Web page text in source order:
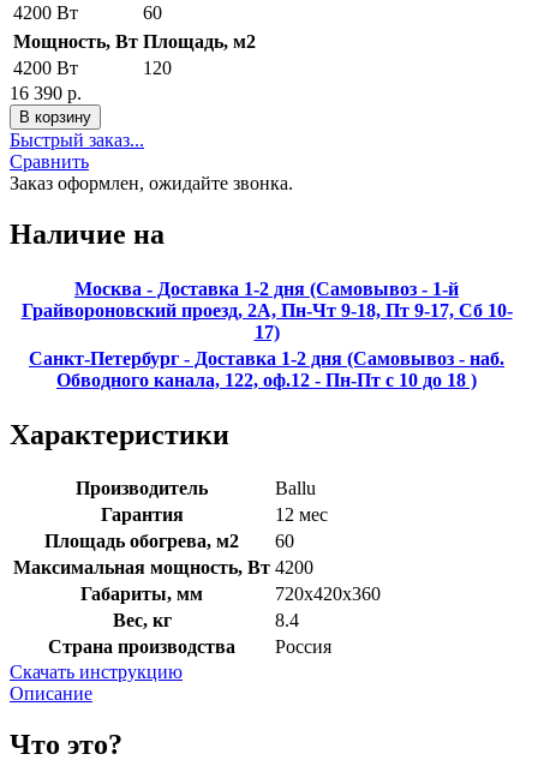
4200 Вт
60
Мощность, Вт Площадь, м2
4200 Вт
120
16 390 р.
Быстрый заказ...
Сравнить
Заказ оформлен, ожидайте звонка.
Наличие на
Москва - Доставка 1-2 дня (Самовывоз - 1-й
Грайвороновский проезд, 2А, Пн-Чт 9-18, Пт 9-17, Сб 10-
17)
Санкт-Петербург - Доставка 1-2 дня (Самовывоз - наб.
Обводного канала, 122, оф.12 - Пн-Пт с 10 до 18 )
Характеристики
Производитель
Ballu
Гарантия
12 мес
Площадь обогрева, м2
60
Максимальная мощность, Вт 4200
Габариты, мм
720х420х360
Вес, кг
8.4
Страна производства
Россия
Скачать инструкцию
Описание
Что это?